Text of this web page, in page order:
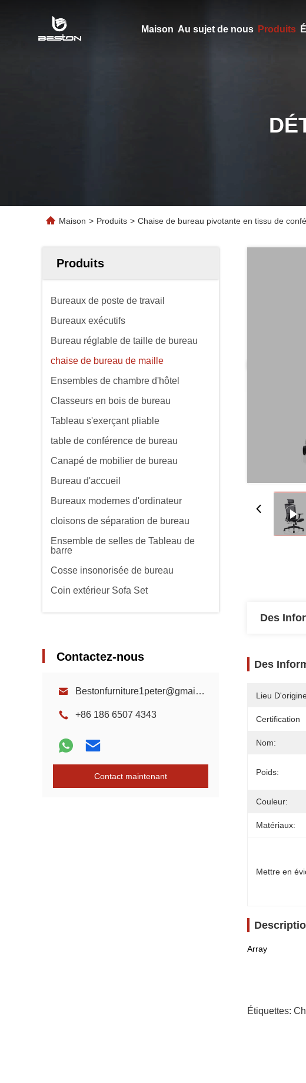
Maison Au sujet de nous Produits
Maison > Produits > Chaise de bureau pivotante en tissu de
Produits
Bureaux de poste de travail
Bureaux exécutifs
Bureau réglable de taille de bureau
chaise de bureau de maille
Ensembles de chambre d'hôtel
Classeurs en bois de bureau
Tableau s'exerçant pliable
table de conférence de bureau
Canapé de mobilier de bureau
Bureau d'accueil
Bureaux modernes d'ordinateur
cloisons de séparation de bureau
Ensemble de selles de Tableau de
barre
Cosse insonorisée de bureau
Coin extérieur Sofa Set
Contactez-nous
Bestonfurniture1peter@gmail.com
+86 186 6507 4343
Contact maintenant
Des
Des
Lieu
Certification
Nom:
Poids:
Couleur:
Matériaux:
Mettre en
Array
Étiquettes: